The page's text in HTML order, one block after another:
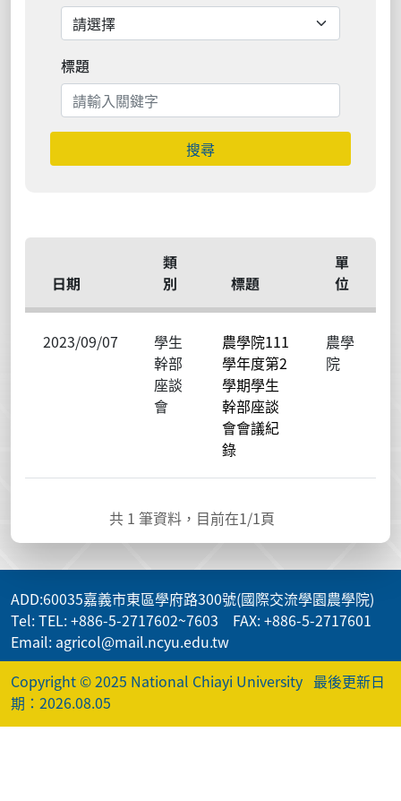
標題
搜尋
日期
類
別
標題
單
位
2023/09/07
學生
幹部
座談
會
農學院111
學年度第2
學期學生
幹部座談
會會議紀
錄
農學
院
共 1 筆資料，目前在1/1頁
ADD:60035嘉義市東區學府路300號(國際交流學園農學院)
Tel: TEL: +886-5-2717602~7603 FAX: +886-5-2717601
Email: agricol@mail.ncyu.edu.tw
Copyright © 2025 National Chiayi University 最後更新日
期：2026.08.05